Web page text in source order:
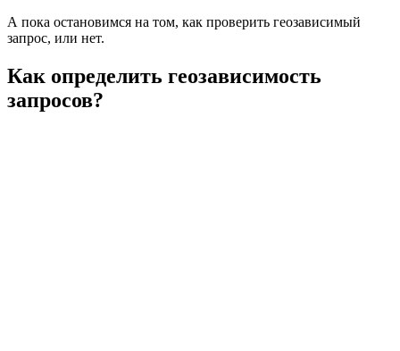
А пока остановимся на том, как проверить геозависимый
запрос, или нет.
Как определить геозависимость
запросов?